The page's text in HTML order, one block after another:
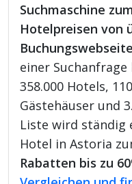
Suchmaschine
Hotelpreisen von
einer
358.000 Hotels,
Gästehäuser und
Liste wird ständig
Hotel in Astoria
Rabatten bis zu